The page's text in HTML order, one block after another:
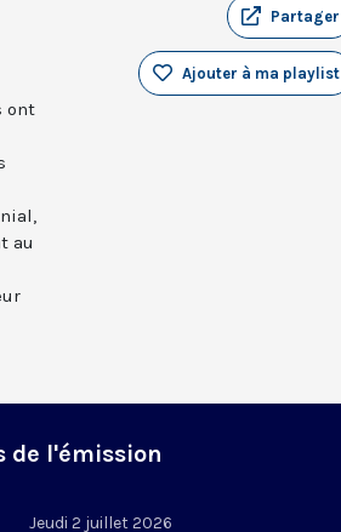
Partager
Ajouter à ma playlist
ont
au
de l'émission
Jeudi 2 juillet 2026